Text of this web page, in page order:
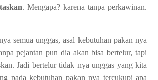
. Mengapa? karena tanpa perkawinan.
semua unggas, asal kebutuhan pakan nya
pejantan pun dia akan bisa bertelur, tapi
Jadi bertelur tidak nya unggas yang kita
pada kebutuhan pakan nya tercukupi apa